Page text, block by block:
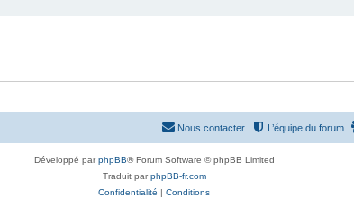
L’équipe du forum
Nous contacter
Développé parphpBB® Forum Software © phpBB Limited
Traduit parphpBB-fr.com
Confidentialité | Conditions